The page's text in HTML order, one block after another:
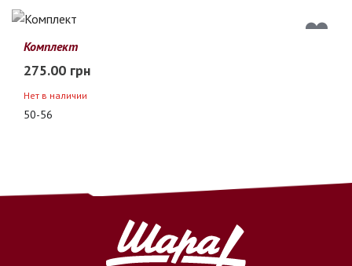
Комплект
275.00 грн
Нет в наличии
50-56